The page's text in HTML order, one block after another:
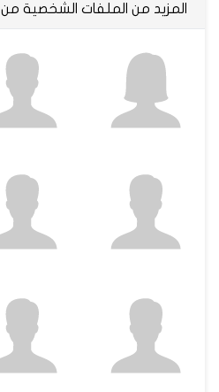
المزيد من الملفات الشخصية من